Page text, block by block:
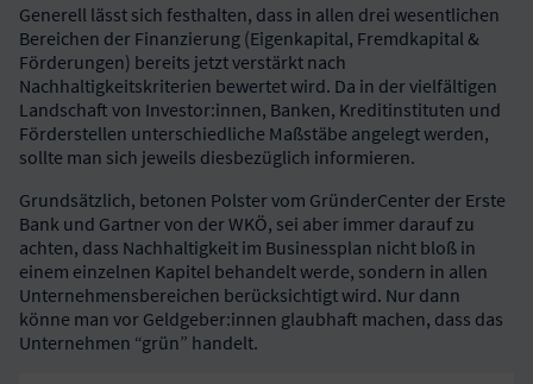
Generell lässt sich festhalten, dass in allen drei wesentlichen
Bereichen der Finanzierung (Eigenkapital, Fremdkapital &
Förderungen) bereits jetzt verstärkt nach
Nachhaltigkeitskriterien bewertet wird. Da in der vielfältigen
Landschaft von Investor:innen, Banken, Kreditinstituten und
Förderstellen unterschiedliche Maßstäbe angelegt werden,
sollte man sich jeweils diesbezüglich informieren.
Grundsätzlich, betonen Polster vom GründerCenter der Erste
Bank und Gartner von der WKÖ, sei aber immer darauf zu
achten, dass Nachhaltigkeit im Businessplan nicht bloß in
einem einzelnen Kapitel behandelt werde, sondern in allen
Unternehmensbereichen berücksichtigt wird. Nur dann
könne man vor Geldgeber:innen glaubhaft machen, dass das
Unternehmen “grün” handelt.